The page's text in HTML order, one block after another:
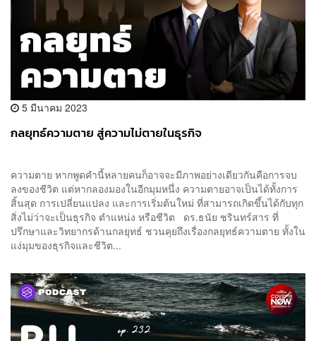
5 มีนาคม 2023
กลยุทธ์ความตาย สู่ความไม่ตายในธุรกิจ
ความตาย หากพูดคำนี้หลายคนก็อาจจะมีภาพอย่างเดียวกันคือการจบ
ลงของชีวิต แต่หากลองมองในอีกมุมหนึ่ง ความตายอาจเป็นได้ทั้งการ
สิ้นสุด การเปลี่ยนแปลง และการเริ่มต้นใหม่ ที่สามารถเกิดขึ้นได้กับทุก
สิ่งไม่ว่าจะเป็นธุรกิจ ตำแหน่ง หรือชีวิต ดร.ธนัย ชรินทร์สาร ที่
ปรึกษาและวิทยากรด้านกลยุทธ์ ชวนคุยถึงเรื่องกลยุทธ์ความตาย ทั้งใน
แง่มุมของธุรกิจและชีวิต...